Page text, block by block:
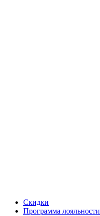
Скидки
Программа лояльности